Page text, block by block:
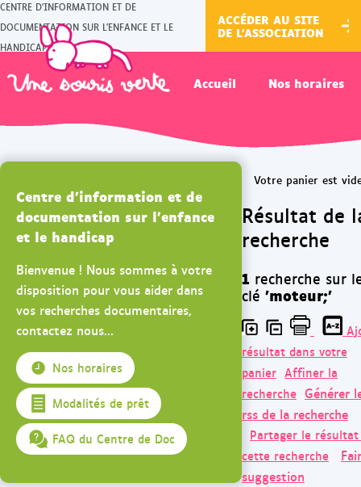
CENTRE D'INFORMATION ET DE
DOCUMENTATION SUR L'ENFANCE ET LE
HANDICAP
ACCÉDER AU SITE
DE L'ASSOCIATION
Accueil Nos horaires
Résultat de
recherche
1 recherche sur
clé 'moteur;'
résultat dans votre
panier Affiner la
recherche Générer
rss de la recherche
Partager le
cette recherche
suggestion
Centre d'information et de
documentation sur l'enfance
et le handicap
Bienvenue ! Nous sommes à votre
disposition pour vous aider dans
vos recherches documentaires,
contactez nous...
Nos horaires
Modalités de prêt
FAQ du Centre de Doc